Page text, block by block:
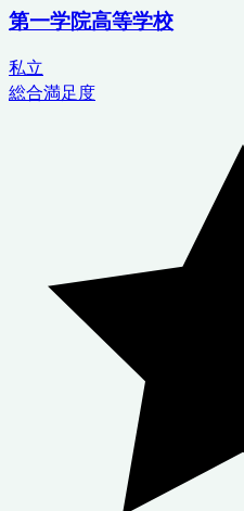
第一学院高等学校
私立
総合満足度